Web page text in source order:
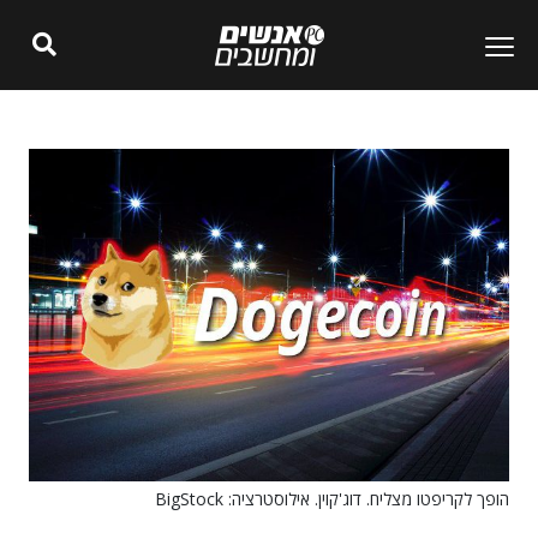
הופך לקריפטו מצליח. דוג'קוין. אילוסטרציה: BigStock